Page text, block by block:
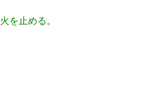
を止める。